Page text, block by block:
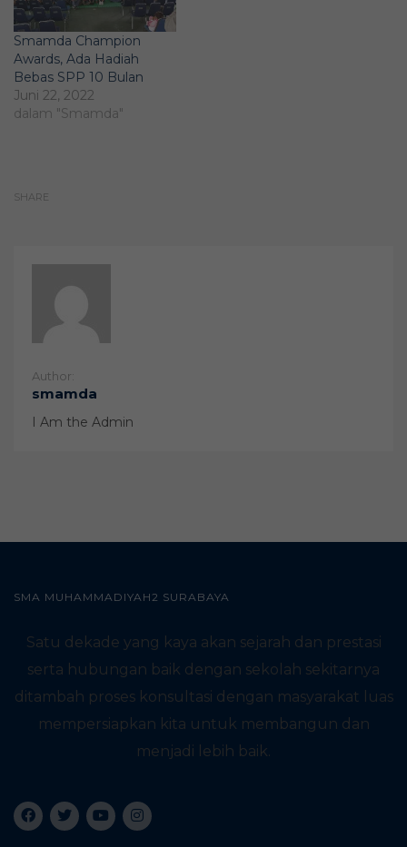
Smamda Champion
Awards, Ada Hadiah
Bebas SPP 10 Bulan
Juni 22, 2022
dalam "Smamda"
SHARE
Author:
smamda
I Am the Admin
SMA MUHAMMADIYAH2 SURABAYA
Satu dekade yang kaya akan sejarah dan prestasi
serta hubungan baik dengan sekolah sekitarnya
ditambah proses konsultasi dengan masyarakat luas
mempersiapkan kita untuk membangun dan
menjadi lebih baik.